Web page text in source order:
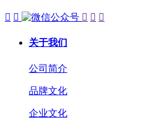
    
关于我们
公司简介
品牌文化
企业文化